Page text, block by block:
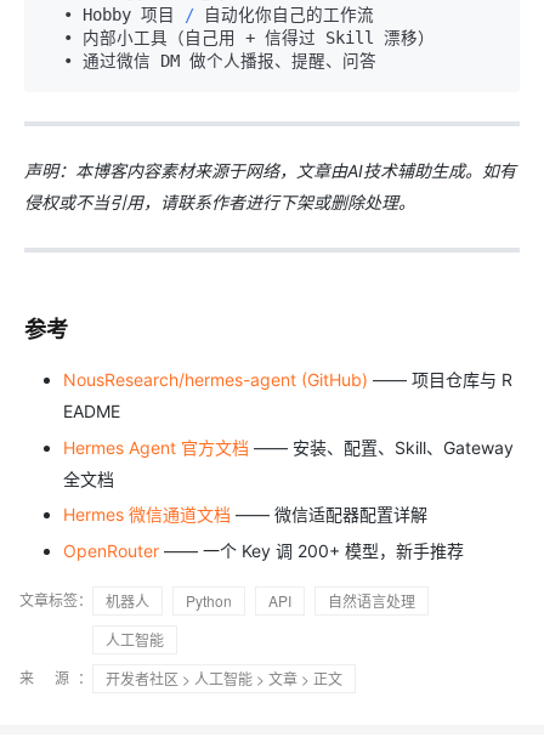
  • Hobby 项目
/ 自动化你自己的工作流
  • 内部小工具（自己用
+ 信得过 Skill 漂移）
声明：本博客内容素材来源于网络，文章由AI技术辅助生成。如有
侵权或不当引用，请联系作者进行下架或删除处理。
参考
NousResearch/hermes-agent (GitHub) —— 项目仓库与 R
EADME
Hermes Agent 官方文档 —— 安装、配置、Skill、Gateway
全文档
Hermes 微信通道文档 —— 微信适配器配置详解
OpenRouter —— 一个 Key 调 200+ 模型，新手推荐
文章标签： 机器人 Python API
自然语言处理
人工智能
来 源：
开发者社区 > 人工智能 > 文章 > 正文